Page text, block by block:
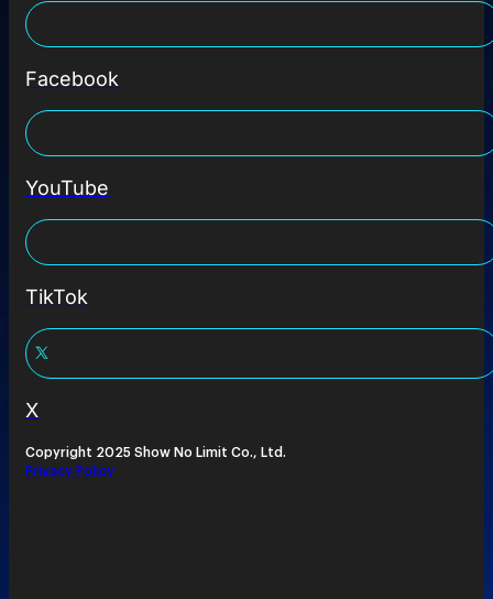
Facebook
YouTube
TikTok
X
Copyright 2025 Show No Limit Co., Ltd.
Privacy Policy